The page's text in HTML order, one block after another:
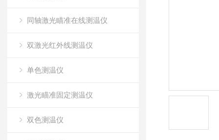
同轴激光瞄准在线测温仪
双激光红外线测温仪
单色测温仪
激光瞄准固定测温仪
双色测温仪